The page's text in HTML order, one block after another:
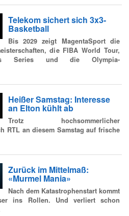
Telekom sichert sich 3x3-
Basketball
Bis 2029 zeigt MagentaSport die
die FIBA World Tour,
Series und die Olympia-
Heißer Samstag: Interesse
an Elton kühlt ab
Trotz hochsommerlicher
RTL an diesem Samstag auf frische
Zurück im Mittelmaß:
«Murmel Mania»
Nach dem Katastrophenstart kommt
ins Rollen. Und verliert schon